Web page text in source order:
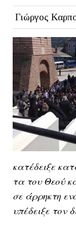
Γιώργος
κατέδειξε
τα του Θεού
σε άρρηκτη
υπέδειξε τον